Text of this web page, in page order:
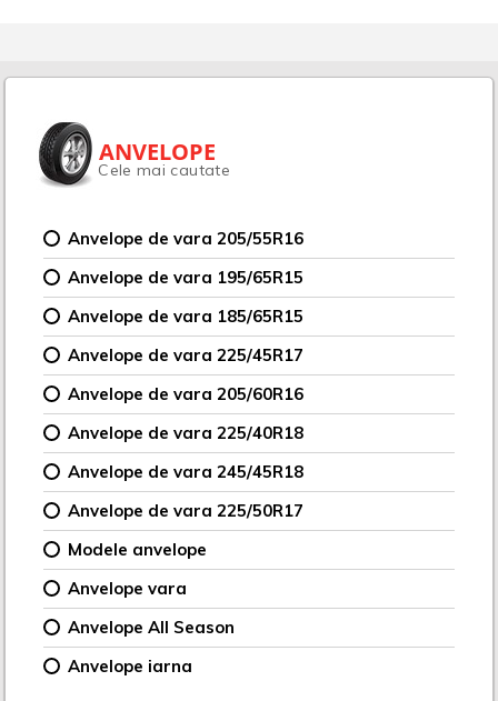
ANVELOPE
Cele mai cautate
Anvelope de vara 205/55R16
Anvelope de vara 195/65R15
Anvelope de vara 185/65R15
Anvelope de vara 225/45R17
Anvelope de vara 205/60R16
Anvelope de vara 225/40R18
Anvelope de vara 245/45R18
Anvelope de vara 225/50R17
Modele anvelope
Anvelope vara
Anvelope All Season
Anvelope iarna